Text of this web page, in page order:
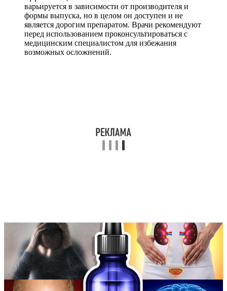
варьируется в зависимости от производителя и
формы выпуска, но в целом он доступен и не
является дорогим препаратом. Врачи рекомендуют
перед использованием проконсультироваться с
медицинским специалистом для избежания
возможных осложнений.